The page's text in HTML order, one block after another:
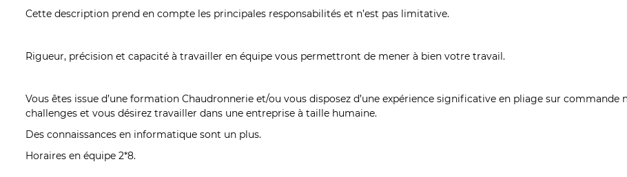
Cette description prend en compte les principales responsabilités et n’est pas limitative.
Rigueur, précision et capacité à travailler en équipe vous permettront de mener à bien votre travail.
Vous êtes issue d’une formation Chaudronnerie et/ou vous disposez d’une expérience significative en pliage sur
challenges et vous désirez travailler dans une entreprise à taille humaine.
Des connaissances en informatique sont un plus.
Horaires en équipe 2*8.